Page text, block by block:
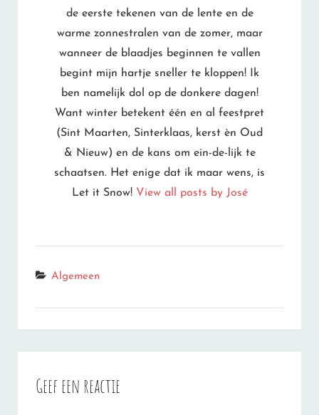
de eerste tekenen van de lente en de
warme zonnestralen van de zomer, maar
wanneer de blaadjes beginnen te vallen
begint mijn hartje sneller te kloppen! Ik
ben namelijk dol op de donkere dagen!
Want winter betekent één en al feestpret
(Sint Maarten, Sinterklaas, kerst èn Oud
& Nieuw) en de kans om ein-de-lijk te
schaatsen. Het enige dat ik maar wens, is
Let it Snow! View all posts by José
Categories
Algemeen
Geef een reactie